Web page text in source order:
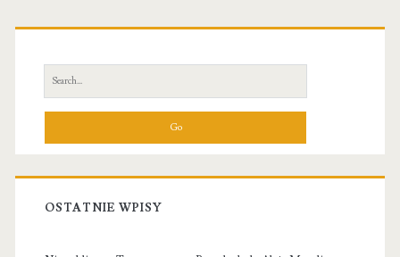
Primary
Sidebar
Search
for:
OSTATNIE WPISY